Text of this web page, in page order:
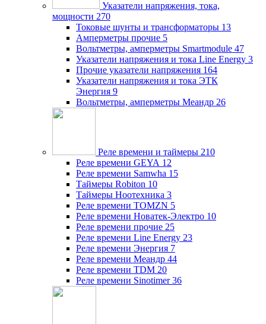
Указатели напряжения, тока,
мощности 270
Токовые шунты и трансформаторы 13
Амперметры прочие 5
Вольтметры, амперметры Smartmodule 47
Указатели напряжения и тока Line Energy 3
Прочие указатели напряжения 164
Указатели напряжения и тока ЭТК
Энергия 9
Вольтметры, амперметры Меандр 26
Реле времени и таймеры 210
Реле времени GEYA 12
Реле времени Samwha 15
Таймеры Robiton 10
Таймеры Ноотехника 3
Реле времени TOMZN 5
Реле времени Новатек-Электро 10
Реле времени прочие 25
Реле времени Line Energy 23
Реле времени Энергия 7
Реле времени Меандр 44
Реле времени TDM 20
Реле времени Sinotimer 36